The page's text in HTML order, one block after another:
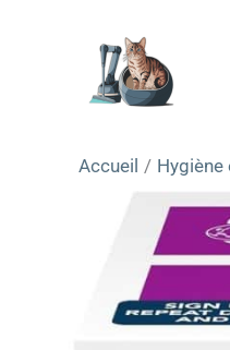
Accueil